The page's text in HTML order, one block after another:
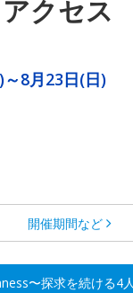
クセス
8月23日(日)
開催期間など
〜探求を続ける4